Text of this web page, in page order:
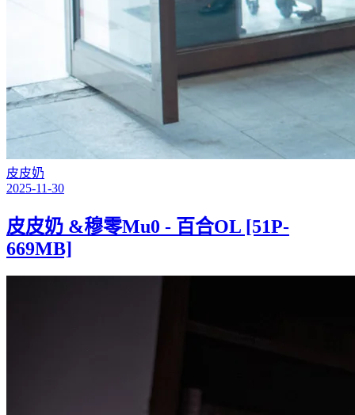
皮皮奶
2025-11-30
皮皮奶 &穆零Mu0 - 百合OL [51P-
669MB]